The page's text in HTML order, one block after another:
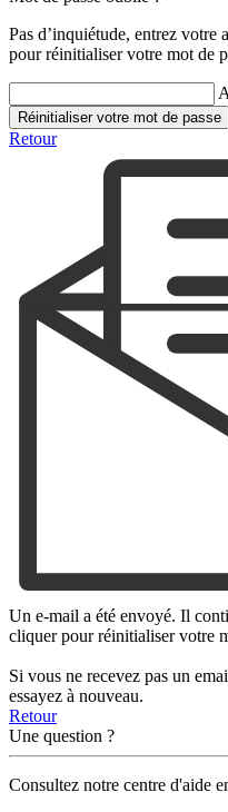
Pas d’inquiétude, entrez votre
pour réinitialiser votre mot de
Réinitialiser votre mot de passe
Retour
Un e-mail a été envoyé. Il
cliquer pour réinitialiser votre
Si vous ne recevez pas un
essayez à nouveau.
Retour
Une question ?
Consultez notre centre d'aide